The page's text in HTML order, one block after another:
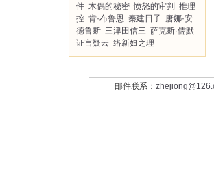
件 木偶的秘密 愤怒的审判
推理
控 肯·布鲁恩 秦建日子 唐娜·安
德鲁斯 三津田信三 萨克斯·儒默
证言疑云 络新妇之理
邮件联系：